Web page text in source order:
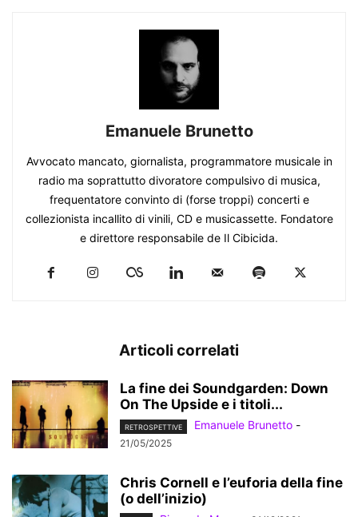
Emanuele Brunetto
Avvocato mancato, giornalista, programmatore musicale in
radio ma soprattutto divoratore compulsivo di musica,
frequentatore convinto di (forse troppi) concerti e
collezionista incallito di vinili, CD e musicassette. Fondatore
e direttore responsabile de Il Cibicida.
Articoli correlati
La fine dei Soundgarden: Down
On The Upside e i titoli...
RETROSPETTIVE Emanuele Brunetto -
21/05/2025
Chris Cornell e l’euforia della fine
(o dell’inizio)